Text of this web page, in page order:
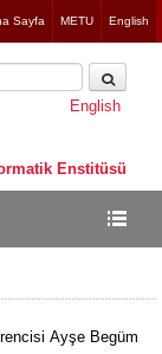
Sayfa METU English
Enstitüsü
English
Ayşe Begüm